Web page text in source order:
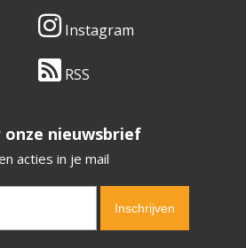
Instagram
RSS
onze nieuwsbrief
acties in je mail